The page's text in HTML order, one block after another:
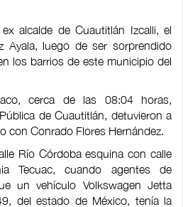
alcalde de Cuautitlán Izcalli, el
Ayala, luego de ser sorprendido
los barrios de este municipio del
cerca de las 08:04 horas,
de Cuautitlán, detuvieron a
con Conrado Flores Hernández.
Río Córdoba esquina con calle
Tecuac, cuando agentes de
un vehículo Volkswagen Jetta
del estado de México, tenía la